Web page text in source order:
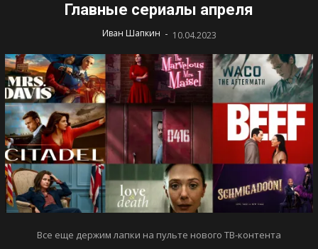
Главные сериалы апреля
Иван Шапкин - 10.04.2023
Все еще держим лапки на пульте нового ТВ-контента